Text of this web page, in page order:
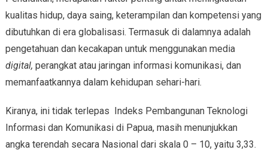
kualitas hidup, daya saing, keterampilan dan kompetensi yang
dibutuhkan di era globalisasi. Termasuk di dalamnya adalah
pengetahuan dan kecakapan untuk menggunakan media
digital, perangkat atau jaringan informasi komunikasi, dan
memanfaatkannya dalam kehidupan sehari-hari.
Kiranya, ini tidak terlepas Indeks Pembangunan Teknologi
Informasi dan Komunikasi di Papua, masih menunjukkan
angka terendah secara Nasional dari skala 0 – 10, yaitu 3,33.